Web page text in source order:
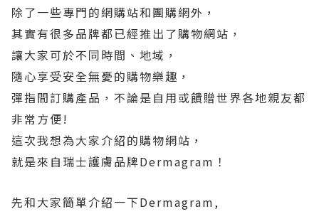
除了一些專門的網購站和團購網外，
其實有很多品牌都已經推出了購物網站，
讓大家可於不同時間、地域，
隨心享受安全無憂的購物樂趣，
彈指間訂購產品，不論是自用或饋贈世界各地親友都
非常方便!
這次我想為大家介紹的購物網站，
就是來自瑞士護膚品牌Dermagram！
先和大家簡單介紹一下Dermagram,